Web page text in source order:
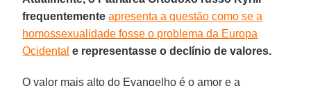
frequentementeapresenta a questão como se a
homossexualidade fosse o problema da Europa
Ocidental e representasse o declínio de valores.
O valor mais alto do Evangelho é o amor e a